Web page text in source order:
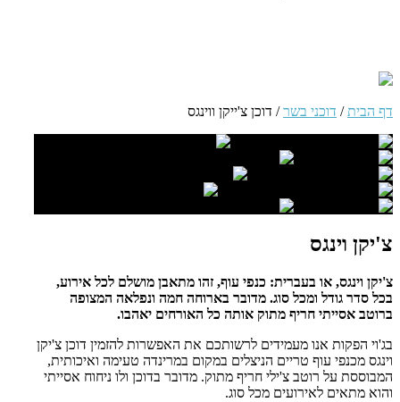
דף הבית/ דוכני בשר/ דוכן צ'ייקן ווינגס
צ'יקן וינגס
צ'יקן וינגס, או בעברית: כנפי עוף, זהו מתאבן מושלם לכל אירוע,
בכל סדר גודל ומכל סוג. מדובר בארוחה חמה ונפלאה המצופה
ברוטב אסייתי חריף מתוק אותה כל האורחים יאהבו.
בג'וי הפקות אנו מעמידים לרשותכם את האפשרות להזמין דוכן צ'יקן
וינגס מכנפי עוף טריים הניצלים במקום במרינדה טעימה ואיכותית,
המבוססת על רוטב צ'ילי חריף מתוק. מדובר בדוכן ולו ניחוח אסייתי
והוא מתאים לאירועים מכל סוג.